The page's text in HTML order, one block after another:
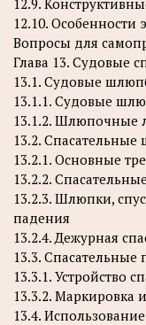
12.9.
12.10. Особенности
Вопросы для
Глава 13. Судовые
13.1. Судовые
13.1.1. Судовые
13.1.2. Шлюпочные
13.2.
13.2.1. Основные
13.2.2.
13.2.3. Шлюпки,
падения
13.2.4. Дежурная
13.3. Спасательные
13.3.1. Устройство
13.3.2. Маркировка
13.4.